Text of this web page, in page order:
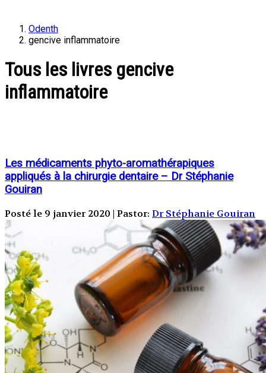
Odenth
gencive inflammatoire
Tous les livres gencive
inflammatoire
Les médicaments phyto-aromathérapiques
appliqués à la chirurgie dentaire – Dr Stéphanie
Gouiran
Posté le 9 janvier 2020 | Pastor: Dr Stéphanie Gouiran